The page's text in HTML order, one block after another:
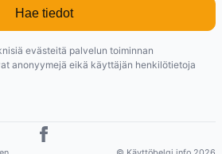
Hae tiedot
evästeitä palvelun toiminnan
anonyymejä eikä käyttäjän henkilötietoja